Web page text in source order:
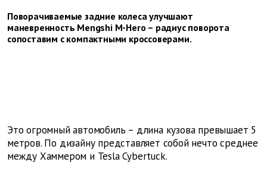
Поворачиваемые задние колеса улучшают
маневренность Mengshi M-Hero – радиус поворота
сопоставим с компактными кроссоверами.
Это огромный автомобиль – длина кузова превышает 5
метров. По дизайну представляет собой нечто среднее
между Хаммером и Tesla Cybertuck.